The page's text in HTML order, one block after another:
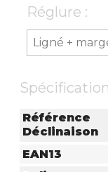
Réglure :
Référence
Déclinaison
EAN13